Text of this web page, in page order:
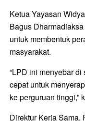
Ketua Yayasan
Bagus
untuk membentuk
masyarakat.
“LPD ini menyebar
cepat untuk
ke perguruan tinggi,”
Direktur Kerja Sama,